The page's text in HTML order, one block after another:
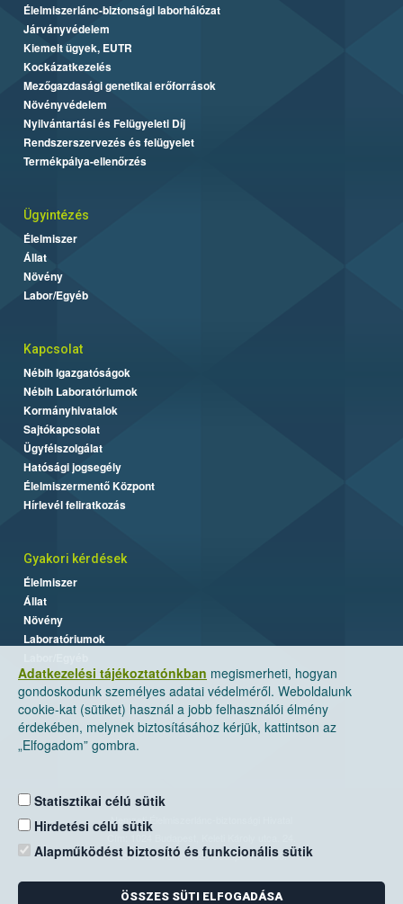
Adatkezelési tájékoztatónkban megismerheti, hogyan
gondoskodunk személyes adatai védelméről. Weboldalunk
cookie-kat (sütiket) használ a jobb felhasználói élmény
érdekében, melynek biztosításához kérjük, kattintson az
„Elfogadom” gombra.
Statisztikai célú sütik
Hirdetési célú sütik
Alapműködést biztosító és funkcionális sütik
ÖSSZES SÜTI ELFOGADÁSA
Élelmiszerlánc-biztonsági laborhálózat
Járványvédelem
Kiemelt ügyek, EUTR
Kockázatkezelés
Mezőgazdasági genetikai erőforrások
Növényvédelem
Nyilvántartási és Felügyeleti Díj
Rendszerszervezés és felügyelet
Termékpálya-ellenőrzés
Ügyintézés
Élelmiszer
Állat
Növény
Labor/Egyéb
Kapcsolat
Nébih Igazgatóságok
Nébih Laboratóriumok
Kormányhivatalok
Sajtókapcsolat
Ügyfélszolgálat
Hatósági jogsegély
Élelmiszermentő Központ
Hírlevél feliratkozás
Gyakori kérdések
Élelmiszer
Állat
Növény
Laboratóriumok
Nemzeti Élelmiszerlánc-biztonsági Hivatal
Levelezési cím: 1525 Budapest. Pf. 30.